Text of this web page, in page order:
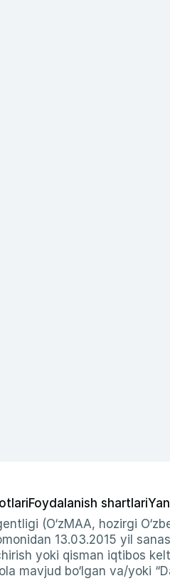
Foydalanish shartlari
(O‘zMAA, hozirgi
13.03.2015 yil
yoki qisman iqtibos
mavjud bo‘lgan va/yoki